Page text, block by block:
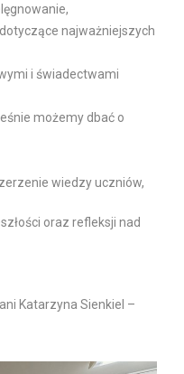
najważniejszych
i świadectwami
możemy dbać o
wiedzy uczniów,
oraz refleksji nad
Katarzyna Sienkiel –